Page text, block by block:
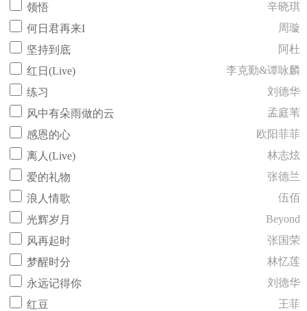
领悟
辛晓琪
何日君再来I
周璇
坚持到底
阿杜
红日(Live)
李克勤&谭咏麟
练习
刘德华
风中有朵雨做的云
孟庭苇
感恩的心
欧阳菲菲
离人(Live)
林志炫
爱的礼物
张德兰
浪人情歌
伍佰
光辉岁月
Beyond
风再起时
张国荣
梦醒时分
林忆莲
永远记得你
刘德华
红豆
王菲